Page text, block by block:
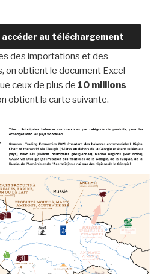
accéder au téléchargement
des importations et des
on obtient le document Excel
ceux de plus de 10 millions
obtient la carte suivante.